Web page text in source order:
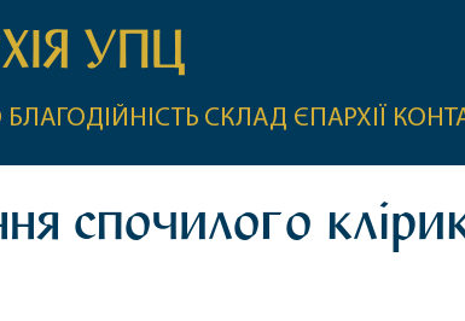
УПЦ
БЛАГОДІЙНІСТЬ СКЛАД ЄПАРХІЇ
спочилого